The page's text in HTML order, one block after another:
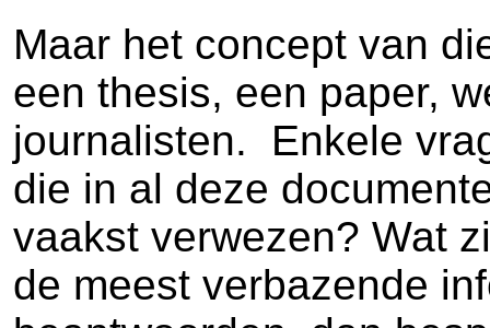
Maar het concept van
een thesis, een paper,
journalisten. Enkele
die in al deze
vaakst verwezen? Wat
de meest verbazende